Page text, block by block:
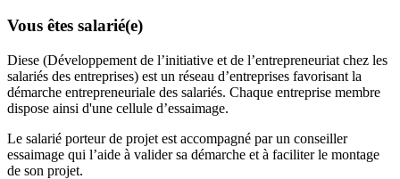
Vous êtes salarié(e)
Diese (Développement de l’initiative et de l’entrepreneuriat chez les
salariés des entreprises) est un réseau d’entreprises favorisant la
démarche entrepreneuriale des salariés. Chaque entreprise membre
dispose ainsi d'une cellule d’essaimage.
Le salarié porteur de projet est accompagné par un conseiller
essaimage qui l’aide à valider sa démarche et à faciliter le montage
de son projet.